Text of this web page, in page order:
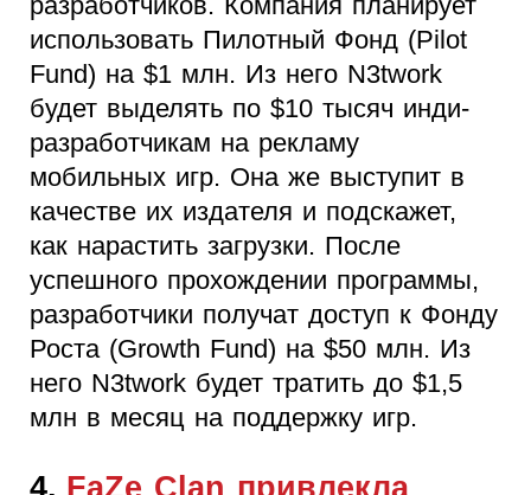
использовать Пилотный Фонд (Pilot
Fund) на $1 млн. Из него N3twork
будет выделять по $10 тысяч инди-
разработчикам на рекламу
мобильных игр. Она же выступит в
качестве их издателя и подскажет,
как нарастить загрузки. После
успешного прохождении программы,
разработчики получат доступ к Фонду
Роста (Growth Fund) на $50 млн. Из
него N3twork будет тратить до $1,5
млн в месяц на поддержку игр.
4. FaZe Clan привлекла